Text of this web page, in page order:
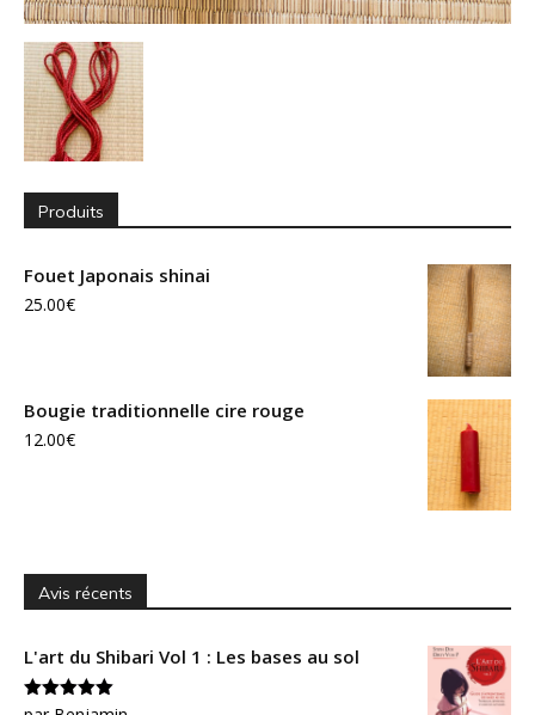
Produits
Fouet Japonais shinai
25.00€
Bougie traditionnelle cire rouge
12.00€
Avis récents
L'art du Shibari Vol 1 : Les bases au sol
Note 5sur